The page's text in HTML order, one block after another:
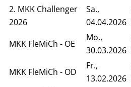
2. MKK Challenger
2026
Sa.,
04.04.2026
MKK FleMiCh - OE
Mo.,
30.03.2026
MKK FleMiCh - OD
Fr.,
13.02.2026